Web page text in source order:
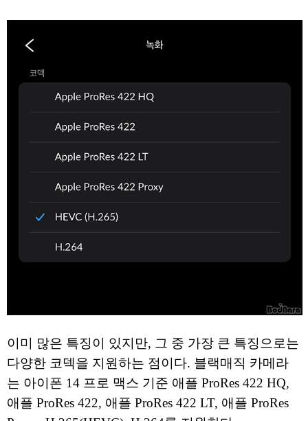
이미 많은 특징이 있지만, 그 중 가장 큰 특징으로는
다양한 코덱을 지원하는 점이다. 블랙매직 카메라
는 아이폰 14 프로 맥스 기준 애플 ProRes 422 HQ,
애플 ProRes 422, 애플 ProRes 422 LT, 애플 ProRes